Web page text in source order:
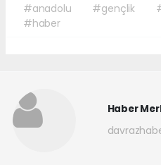
#anadolu #gençlik
#haber
Haber